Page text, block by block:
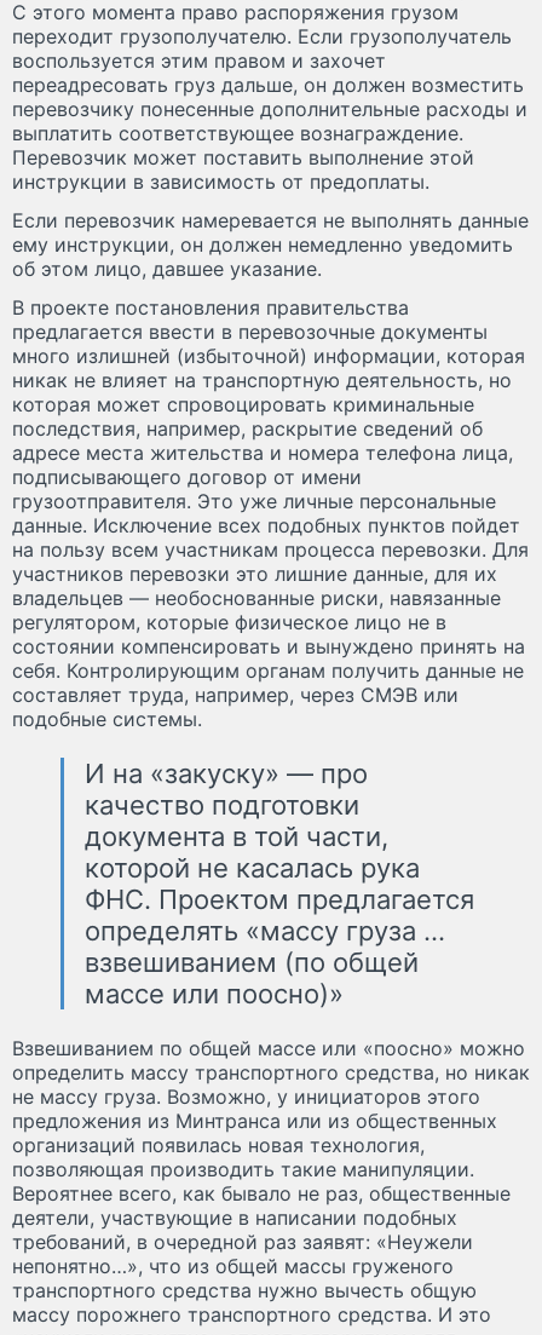
С этого момента право распоряжения грузом
переходит грузополучателю. Если грузополучатель
воспользуется этим правом и захочет
переадресовать груз дальше, он должен возместить
перевозчику понесенные дополнительные расходы и
выплатить соответствующее вознаграждение.
Перевозчик может поставить выполнение этой
инструкции в зависимость от предоплаты.
Если перевозчик намеревается не выполнять данные
ему инструкции, он должен немедленно уведомить
об этом лицо, давшее указание.
В проекте постановления правительства
предлагается ввести в перевозочные документы
много излишней (избыточной) информации, которая
никак не влияет на транспортную деятельность, но
которая может спровоцировать криминальные
последствия, например, раскрытие сведений об
адресе места жительства и номера телефона лица,
подписывающего договор от имени
грузоотправителя. Это уже личные персональные
данные. Исключение всех подобных пунктов пойдет
на пользу всем участникам процесса перевозки. Для
участников перевозки это лишние данные, для их
владельцев — необоснованные риски, навязанные
регулятором, которые физическое лицо не в
состоянии компенсировать и вынуждено принять на
себя. Контролирующим органам получить данные не
составляет труда, например, через СМЭВ или
подобные системы.
И на «закуску» — про
качество подготовки
документа в той части,
которой не касалась рука
ФНС. Проектом предлагается
определять «массу груза …
взвешиванием (по общей
массе или поосно)»
Взвешиванием по общей массе или «поосно» можно
определить массу транспортного средства, но никак
не массу груза. Возможно, у инициаторов этого
предложения из Минтранса или из общественных
организаций появилась новая технология,
позволяющая производить такие манипуляции.
Вероятнее всего, как бывало не раз, общественные
деятели, участвующие в написании подобных
требований, в очередной раз заявят: «Неужели
непонятно…», что из общей массы груженого
транспортного средства нужно вычесть общую
массу порожнего транспортного средства. И это